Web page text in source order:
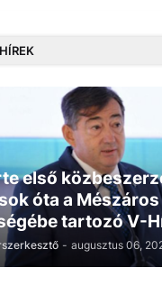
első
óta a
tartozó V-
- augusztus 06,